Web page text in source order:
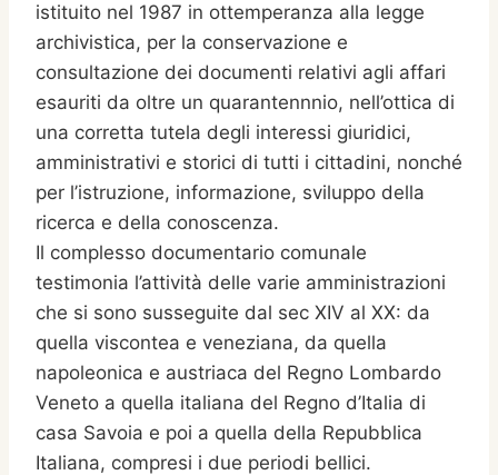
istituito nel 1987 in ottemperanza alla legge
archivistica, per la conservazione e
consultazione dei documenti relativi agli affari
esauriti da oltre un quarantennnio, nell’ottica di
una corretta tutela degli interessi giuridici,
amministrativi e storici di tutti i cittadini, nonché
per l’istruzione, informazione, sviluppo della
ricerca e della conoscenza.
Il complesso documentario comunale
testimonia l’attività delle varie amministrazioni
che si sono susseguite dal sec XIV al XX: da
quella viscontea e veneziana, da quella
napoleonica e austriaca del Regno Lombardo
Veneto a quella italiana del Regno d’Italia di
casa Savoia e poi a quella della Repubblica
Italiana, compresi i due periodi bellici.